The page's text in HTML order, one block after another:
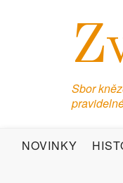
Sbor
NOVINKY